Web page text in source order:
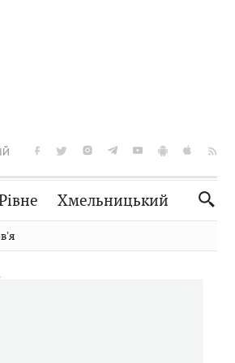
Хмельницький
Словко